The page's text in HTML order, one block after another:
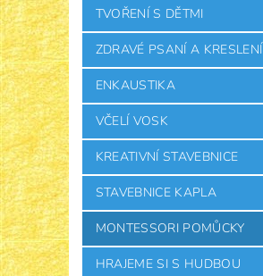
TVOŘENÍ S DĚTMI
ZDRAVÉ PSANÍ A KRESLENÍ
ENKAUSTIKA
VČELÍ VOSK
KREATIVNÍ STAVEBNICE
STAVEBNICE KAPLA
MONTESSORI POMŮCKY
HRAJEME SI S HUDBOU